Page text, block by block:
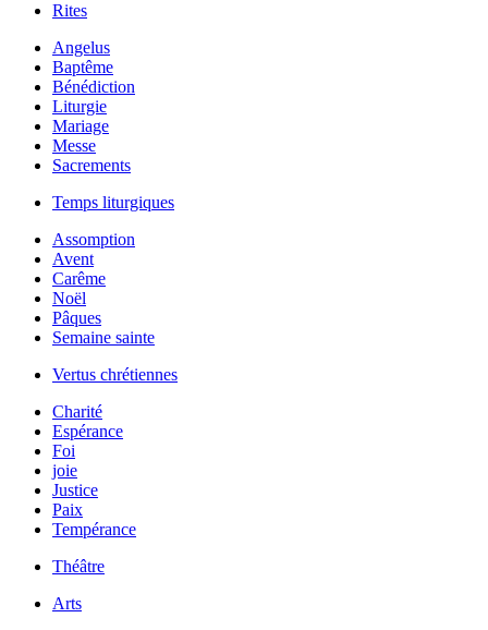
Rites
Angelus
Baptême
Bénédiction
Liturgie
Mariage
Messe
Sacrements
Temps liturgiques
Assomption
Avent
Carême
Noël
Pâques
Semaine sainte
Vertus chrétiennes
Charité
Espérance
Foi
joie
Justice
Paix
Tempérance
Théâtre
Arts